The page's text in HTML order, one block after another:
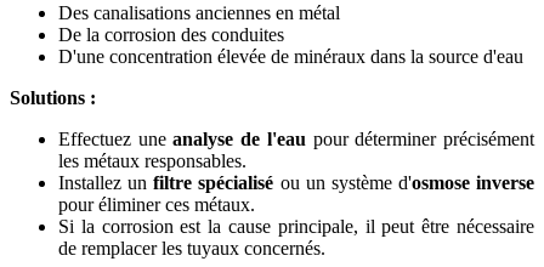
Des canalisations anciennes en métal
De la corrosion des conduites
D'une concentration élevée de minéraux dans la source d'eau
Solutions :
Effectuez uneanalyse de l'eau pour déterminer précisément
les métaux responsables.
Installez unfiltre spécialisé ou un système d'osmose inverse
pour éliminer ces métaux.
Si la corrosion est la cause principale, il peut être nécessaire
de remplacer les tuyaux concernés.